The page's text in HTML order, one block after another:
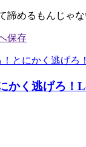
諦めるもんじゃな
かく逃げろ！